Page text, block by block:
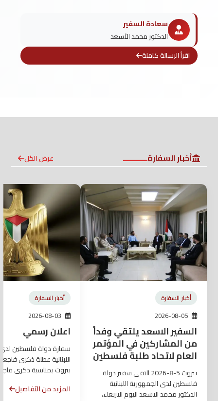
سعادة السفير
الدكتور محمد الأسعد
اقرأ الرسالة كاملة
أخبار السفارة عرض الكل
أخبار السفارة
2026-08-05
السفير الاسعد يلتقي وفداً
من المشاركين في المؤتمر
العام لاتحاد طلبة فلسطين
بيروت 5-8-2026 التقى سفير دولة
فلسطين لدى الجمهورية اللبنانية
الدكتور محمد الاسعد اليوم الاربعاء،
أخبار السفارة
اعلان رسمي
سفارة دولة فلسطين
اللبنانية عطلة ذكرى
بيروت بمناسبة ذكرى فاجعة انفجار...
المزيد من التفاصيل